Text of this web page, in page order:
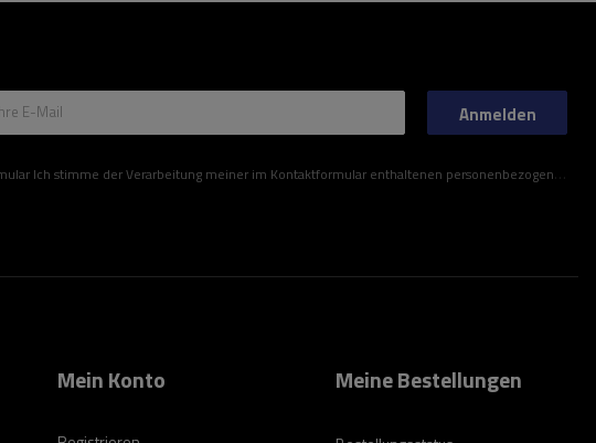
E-Mail
der Verarbeitung meiner im Kontaktformular enthaltenen personenbezogenen Daten gemäß der Verordnung (EU) des Europäischen Parlaments und des Rates zu.
Anmelden
Mein Konto Meine Bestellungen